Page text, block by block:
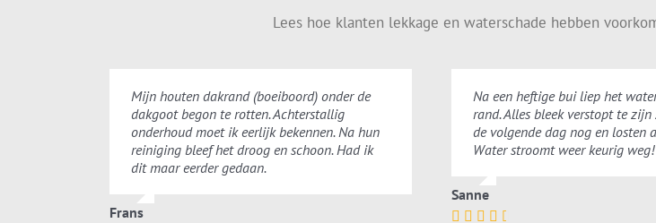
Lees hoe klanten lekkage en waterschade hebben
Mijn houten dakrand (boeiboord) onder de
dakgoot begon te rotten. Achterstallig
onderhoud moet ik eerlijk bekennen. Na hun
reiniging bleef het droog en schoon. Had ik
dit maar eerder gedaan.
Frans
Na een heftige bui liep het
rand. Alles bleek verstopt te zijn
de volgende dag nog en losten
Water stroomt weer keurig weg!
Sanne